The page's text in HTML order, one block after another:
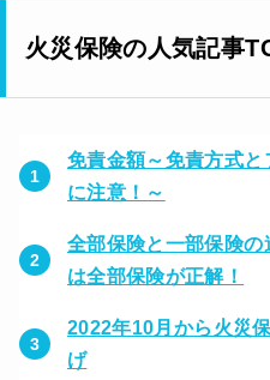
火災保険の人気記事
免責金額～免責方式
に注意！～
全部保険と一部保険
は全部保険が正解！
2022年10月から火災
げ